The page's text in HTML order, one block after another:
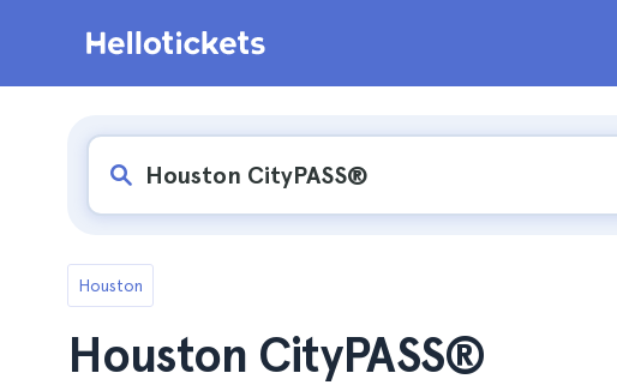
Houston
Houston CityPASS®